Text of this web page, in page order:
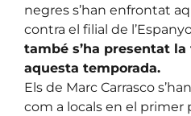
negres s’han enfrontat
contra el filial de
també s’ha presentat
aquesta temporada.
Els de Marc Carrasco
com a locals en el primer